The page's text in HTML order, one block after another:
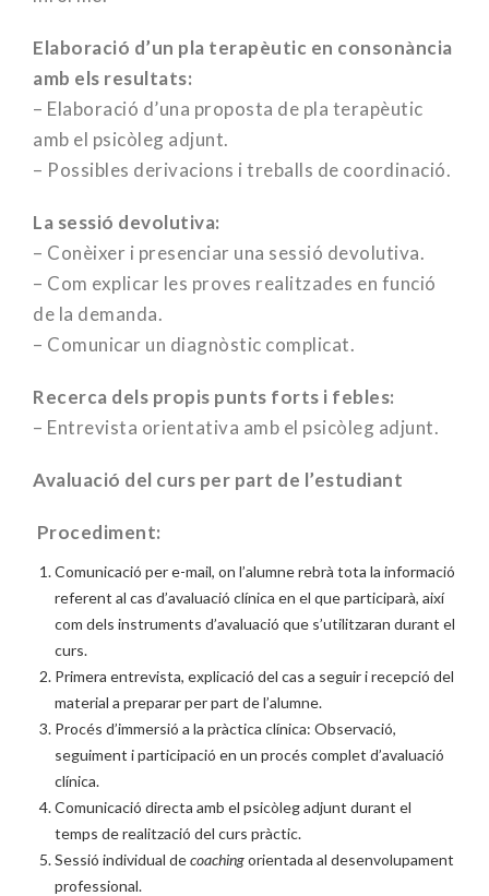
Elaboració d’un pla terapèutic en consonància
amb els resultats:
– Elaboració d’una proposta de pla terapèutic
amb el psicòleg adjunt.
– Possibles derivacions i treballs de coordinació.
La sessió devolutiva:
– Conèixer i presenciar una sessió devolutiva.
– Com explicar les proves realitzades en funció
de la demanda.
– Comunicar un diagnòstic complicat.
Recerca dels propis punts forts i febles:
– Entrevista orientativa amb el psicòleg adjunt.
Avaluació del curs per part de l’estudiant
Procediment:
Comunicació per e-mail, on l’alumne rebrà tota la informació
referent al cas d’avaluació clínica en el que participarà, així
com dels instruments d’avaluació que s’utilitzaran durant el
curs.
Primera entrevista, explicació del cas a seguir i recepció del
material a preparar per part de l’alumne.
Procés d’immersió a la pràctica clínica: Observació,
seguiment i participació en un procés complet d’avaluació
clínica.
Comunicació directa amb el psicòleg adjunt durant el
temps de realització del curs pràctic.
Sessió individual decoachingorientada al desenvolupament
professional.